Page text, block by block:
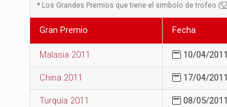
* Los Grandes Premios que tiene el simbolo de trofeo (
Gran Premio Fecha
Malasia 2011 10/04/2011
China 2011 17/04/2011
Turquía 2011 08/05/2011